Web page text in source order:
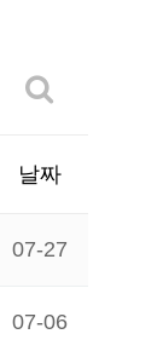
날짜
07-27
07-06